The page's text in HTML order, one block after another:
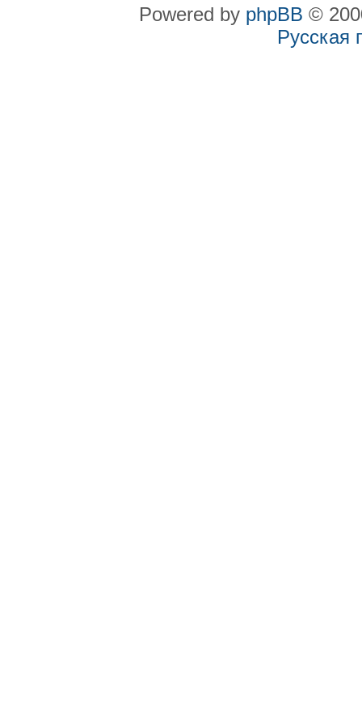
Powered by phpBB ©
Русская